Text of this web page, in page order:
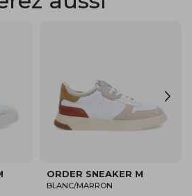
CAPE CODE RUNNER M
BEIGE